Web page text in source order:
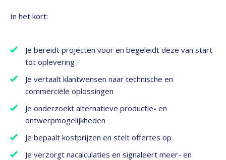
In het kort:
Je bereidt projecten voor en begeleidt deze van start
tot oplevering
Je vertaalt klantwensen naar technische en
commerciële oplossingen
Je onderzoekt alternatieve productie- en
ontwerpmogelijkheden
Je bepaalt kostprijzen en stelt offertes op
Je verzorgt nacalculaties en signaleert meer- en